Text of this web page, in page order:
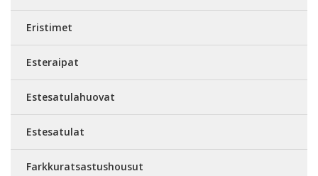
Eristimet
Esteraipat
Estesatulahuovat
Estesatulat
Farkkuratsastushousut